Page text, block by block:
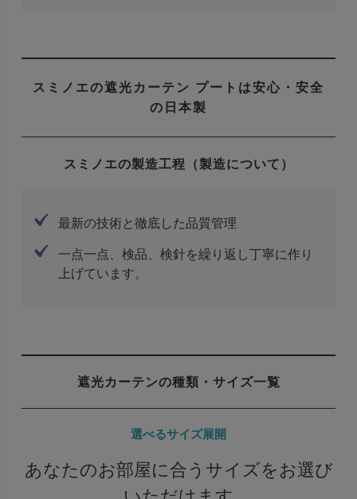
スミノエの遮光カーテン プートは安心・安全
の日本製
スミノエの製造工程（製造について）
最新の技術と徹底した品質管理
一点一点、検品、検針を繰り返し丁寧に作り
上げています。
遮光カーテンの種類・サイズ一覧
選べるサイズ展開
あなたのお部屋に合うサイズをお選び